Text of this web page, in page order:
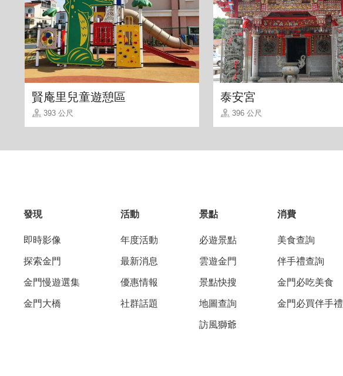
賢庵里兒童遊憩區
393 公尺
泰安宮
396 公尺
發現
即時影像
探索金門
金門慢遊選集
金門大橋
活動
年度活動
最新消息
優惠情報
社群話題
景點
必遊景點
雲遊金門
景點快搜
地圖查詢
訪風獅爺
消費
美食查詢
伴手禮查詢
金門必吃美食
金門必買伴手禮